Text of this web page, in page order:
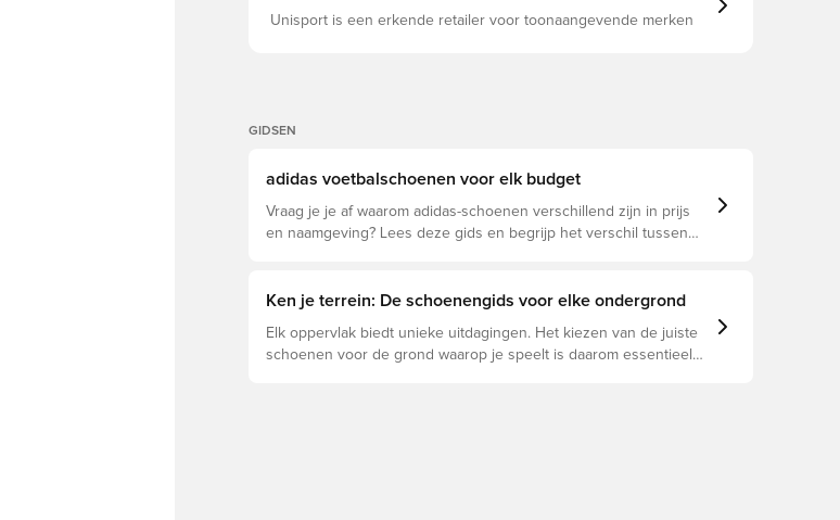
Unisport is een erkende retailer voor toonaangevende merken
GIDSEN
adidas voetbalschoenen voor elk budget
Vraag je je af waarom adidas-schoenen verschillend zijn in prijs
en naamgeving? Lees deze gids en begrijp het verschil tussen
Ken je terrein: De schoenengids voor elke ondergrond
Elk oppervlak biedt unieke uitdagingen. Het kiezen van de juiste
schoenen voor de grond waarop je speelt is daarom essentieel